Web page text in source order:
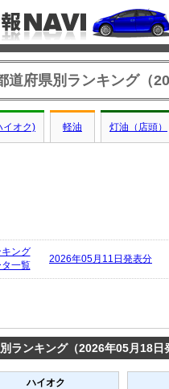
道府県別ランキング（
イオク) 軽油 灯油（店頭）
キング
一覧
2026年05月11日発表分
ランキング（2026年05月18日
ハイオク